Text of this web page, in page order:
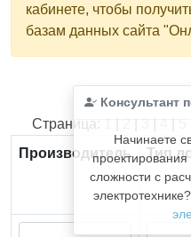
кабинете, чтобы
базам данных сайта
Консультант
Начинаете
сложности с
Найдено366
Страница: 1 | 2 | 3 | 4 | 5
Производитель
Тип